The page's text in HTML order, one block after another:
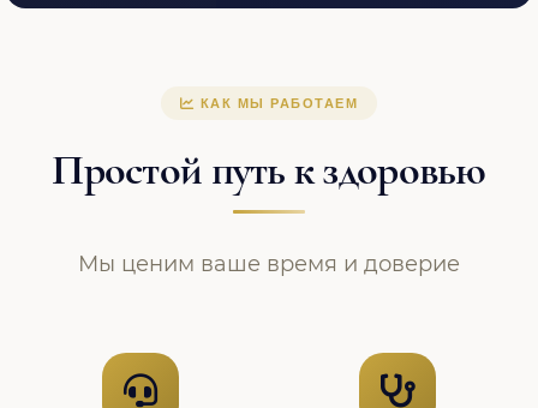
КАК МЫ РАБОТАЕМ
Простой путь к здоровью
Мы ценим ваше время и доверие